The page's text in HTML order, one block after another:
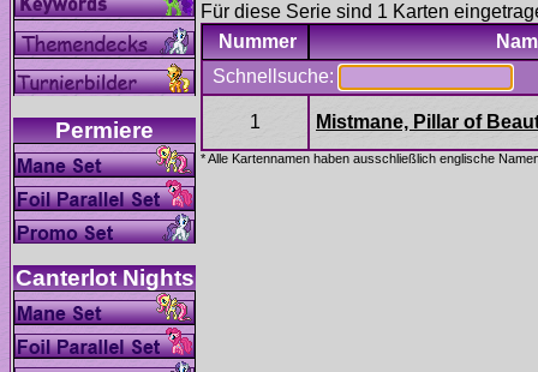
Für diese Serie sind 1 Karten
Nummer
Schnellsuche: